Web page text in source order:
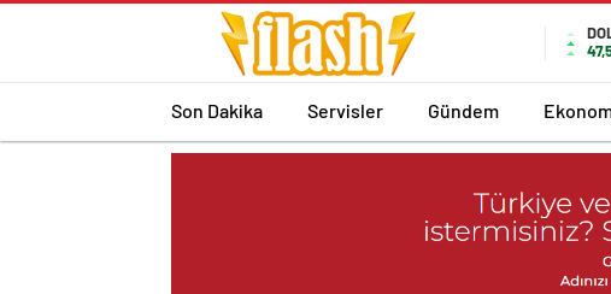
Son Dakika Servisler Gündem